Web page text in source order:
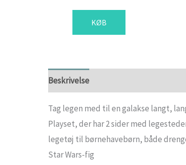
KØB
Beskrivelse
Tag legen med til en galakse langt,
Playset, der har 2 sider med
legetøj til børnehavebørn, både
Star Wars-fig